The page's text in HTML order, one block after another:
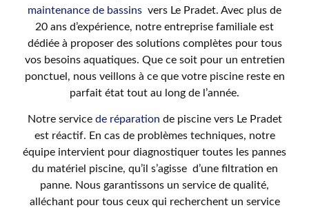
maintenance de bassins vers Le Pradet. Avec plus de
20 ans d’expérience, notre entreprise familiale est
dédiée à proposer des solutions complètes pour tous
vos besoins aquatiques. Que ce soit pour un entretien
ponctuel, nous veillons à ce que votre piscine reste en
parfait état tout au long de l’année.
Notre service de réparation de piscine vers Le Pradet
est réactif. En cas de problèmes techniques, notre
équipe intervient pour diagnostiquer toutes les pannes
du matériel piscine, qu’il s’agisse d’une filtration en
panne. Nous garantissons un service de qualité,
alléchant pour tous ceux qui recherchent un service